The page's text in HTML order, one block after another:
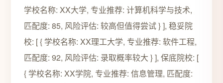
学校名称: XX大学, 专业推荐: 计算机科学与技术,
匹配度: 85, 风险评估: 较高但值得尝试 } ], 稳妥院
校: [ { 学校名称: XX理工大学, 专业推荐: 软件工程,
匹配度: 92, 风险评估: 录取概率较大 } ], 保底院校: [
{ 学校名称: XX学院, 专业推荐: 信息管理, 匹配度: